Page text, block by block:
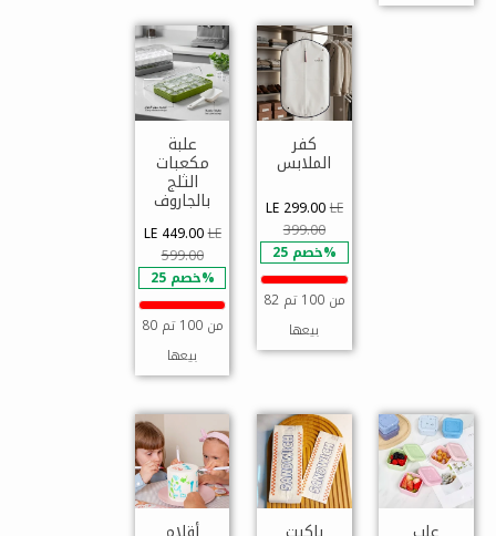
كفر
الملابس
LE 299.00LE
399.00
خصم 25%
82 من 100 تم
بيعها
علبة
مكعبات
الثلج
بالجاروف
LE 449.00LE
599.00
خصم 25%
80 من 100 تم
بيعها